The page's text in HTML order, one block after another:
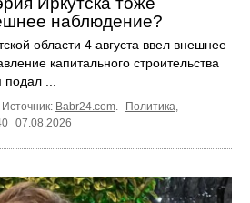
наблюдение?
области 4 августа ввел внешнее
капитального строительства
подал ...
Источник: Babr24.com. Политика,
07.08.2026